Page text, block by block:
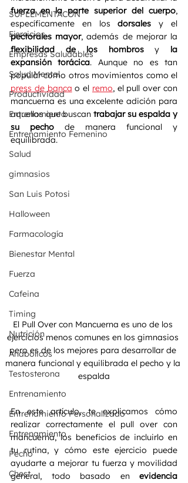
SUPLEMENTACÓN
Ejercicios
Empresas Saludables
Salud Mental
Productividad
Entrenamiento
Entrenamiento Femenino
Salud
gimnasios
San Luis Potosi
Halloween
Farmacología
Bienestar Mental
Fuerza
Cafeina
Timing
Nutrición
Anabólicos
Testosterona
Entrenamiento
Entrenamiento Personalizado
Entrenamiento
Pecho
Chest
fuerza en la parte superior del cuerpo,
específicamente en los dorsales
pectorales mayor
flexibilidad de los hombros y la
expansión torácica. Aunque no es tan
press de banca o el remo, el pull over con
mancuerna es una excelente adición para
aquellos que buscan trabajar su espalda y
su pecho de manera funcional y
equilibrada.
El Pull Over con Mancuerna es uno de los
ejercicios menos comunes en los gimnasios
pero es de los mejores para desarrollar de
manera funcional y equilibrada el pecho y la
espalda
En este artículo, te explicamos cómo
realizar correctamente el pull over con
mancuerna, los beneficios de incluirlo en
tu rutina, y cómo este ejercicio puede
ayudarte a mejorar tu fuerza y movilidad
general, todo basado en evidencia